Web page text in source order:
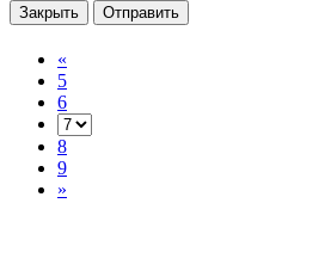
Закрыть Отправить
«
5
6
8
9
»